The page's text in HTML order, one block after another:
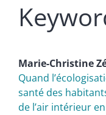
Marie-Christine
Quand
santé des
de l’air intérieur